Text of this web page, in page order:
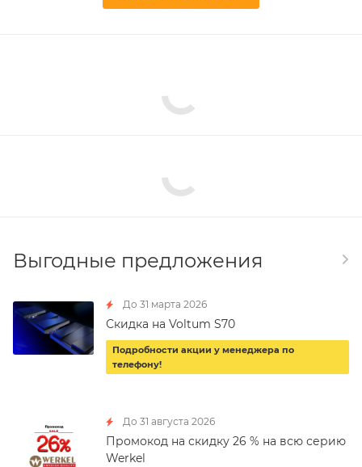
Выгодные предложения
До 31 марта 2026
Скидка на Voltum S70
Подробности акции у менеджера по
телефону!
До 31 августа 2026
Промокод на скидку 26 % на всю серию
Werkel